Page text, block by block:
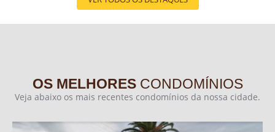
OS MELHORESCONDOMÍNIOS
Veja abaixo os mais recentes condomínios da nossa cidade.